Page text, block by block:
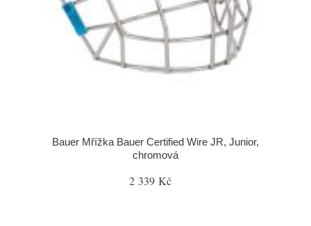
Bauer Mřížka Bauer Certified Wire JR, Junior,
chromová
2 339 Kč